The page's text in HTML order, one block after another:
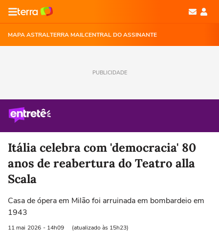
MAPA ASTRALTERRA MAILCENTRAL DO ASSINANTE
PUBLICIDADE
Itália celebra com 'democracia' 80
anos de reabertura do Teatro alla
Scala
Casa de ópera em Milão foi arruinada em bombardeio em
1943
11 mai 2026 - 14h09 (atualizado às 15h23)